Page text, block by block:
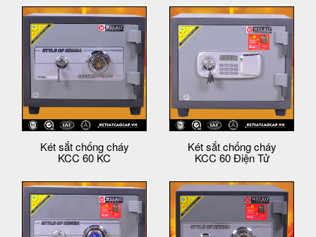
Két sắt chống cháy
KCC 60 KC
Két sắt chống cháy
KCC 60 Điện Tử